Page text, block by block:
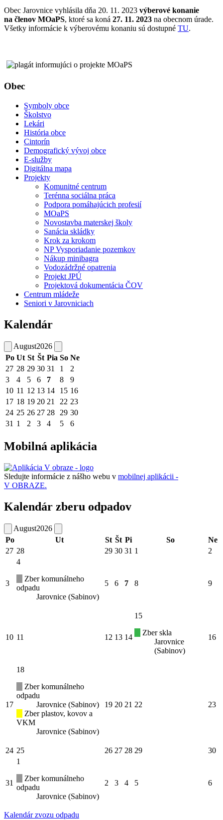
Obec Jarovnice vyhlásila dňa 20. 11. 2023 výberové konanie
na členov MOaPS, ktoré sa koná 27. 11. 2023 na obecnom úrade.
Všetky informácie k výberovému konaniu sú dostupné TU.
Obec
Symboly obce
Školstvo
Lekári
História obce
Cintorín
Demografický vývoj obce
E-služby
Digitálna mapa
Projekty
Komunitné centrum
Terénna sociálna práca
Podpora pomáhajúcich profesií
MOaPS
Novostavba materskej školy
Sanácia skládky
Krok za krokom
NP Vysporiadanie pozemkov
Nákup minibagra
Vodozádržné opatrenia
Projekt JPÚ
Projektová dokumentácia ČOV
Centrum mládeže
Seniori v Jarovniciach
Kalendár
August2026
Po Ut St Št Pia So Ne
27 28 29 30 31 1
2
3
4 5 6 7 8
9
10 11 12 13 14 15 16
17 18 19 20 21 22 23
24 25 26 27 28 29 30
31 1 2 3 4 5 6
Mobilná aplikácia
Sledujte informácie z nášho webu v mobilnej aplikácii -
V OBRAZE.
Kalendár zberu odpadov
August2026
Po
Ut St Št Pi So
Ne
27 28 29 30 31 1 2
3
4
Zber komunálneho
odpadu
Jarovnice (Sabinov)
5 6 7 8 9
10 11 12 13 14
15
Zber skla
Jarovnice
(Sabinov)
16
17
18
Zber komunálneho
odpadu
Jarovnice (Sabinov)
Zber plastov, kovov a
VKM
Jarovnice (Sabinov)
19 20 21 22 23
24 25 26 27 28 29 30
31
1
Zber komunálneho
odpadu
Jarovnice (Sabinov)
2 3 4 5 6
Kalendár zvozu odpadu